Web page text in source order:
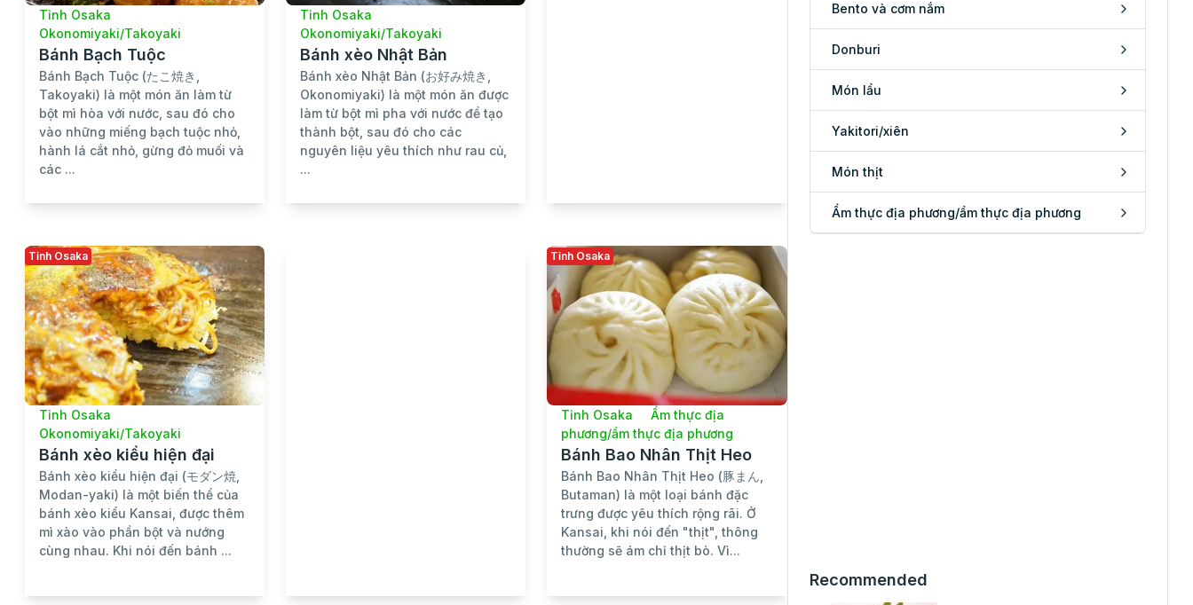
Tỉnh Osaka
Okonomiyaki/Takoyaki
Bánh Bạch Tuộc
Bánh Bạch Tuộc (たこ焼き,
Takoyaki) là một món ăn làm từ
bột mì hòa với nước, sau đó cho
vào những miếng bạch tuộc nhỏ,
hành lá cắt nhỏ, gừng đỏ muối và
các ...
Tỉnh Osaka
Okonomiyaki/Takoyaki
Bánh xèo Nhật Bản
Bánh xèo Nhật Bản (お好み焼き,
Okonomiyaki) là một món ăn được
làm từ bột mì pha với nước để tạo
thành bột, sau đó cho các
nguyên liệu yêu thích như rau củ,
...
Tỉnh Osaka
Tỉnh Osaka
Okonomiyaki/Takoyaki
Bánh xèo kiểu hiện đại
Bánh xèo kiểu hiện đại (モダン焼,
Modan-yaki) là một biến thể của
bánh xèo kiểu Kansai, được thêm
mì xào vào phần bột và nướng
cùng nhau. Khi nói đến bánh ...
Tỉnh Osaka
Tỉnh Osaka
Ẩm thực địa
phương/ẩm thực địa phương
Bánh Bao Nhân Thịt Heo
Bánh Bao Nhân Thịt Heo (豚まん,
Butaman) là một loại bánh đặc
trưng được yêu thích rộng rãi. Ở
Kansai, khi nói đến "thịt", thông
thường sẽ ám chỉ thịt bò. Vì...
Bento và cơm nắm
Donburi
Món lẩu
Yakitori/xiên
Món thịt
Ẩm thực địa phương/ẩm thực địa phương
Recommended